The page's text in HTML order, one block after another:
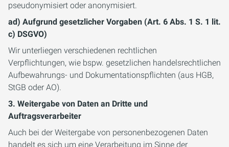
pseudonymisiert oder anonymisiert.
ad) Aufgrund gesetzlicher Vorgaben (Art. 6 Abs. 1 S. 1 lit.
c) DSGVO)
Wir unterliegen verschiedenen rechtlichen
Verpflichtungen, wie bspw. gesetzlichen handelsrechtlichen
Aufbewahrungs- und Dokumentationspflichten (aus HGB,
StGB oder AO).
3. Weitergabe von Daten an Dritte und
Auftragsverarbeiter
Auch bei der Weitergabe von personenbezogenen Daten
handelt es sich um eine Verarbeitung im Sinne der